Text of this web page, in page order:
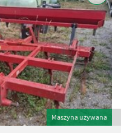
Maszyna używana